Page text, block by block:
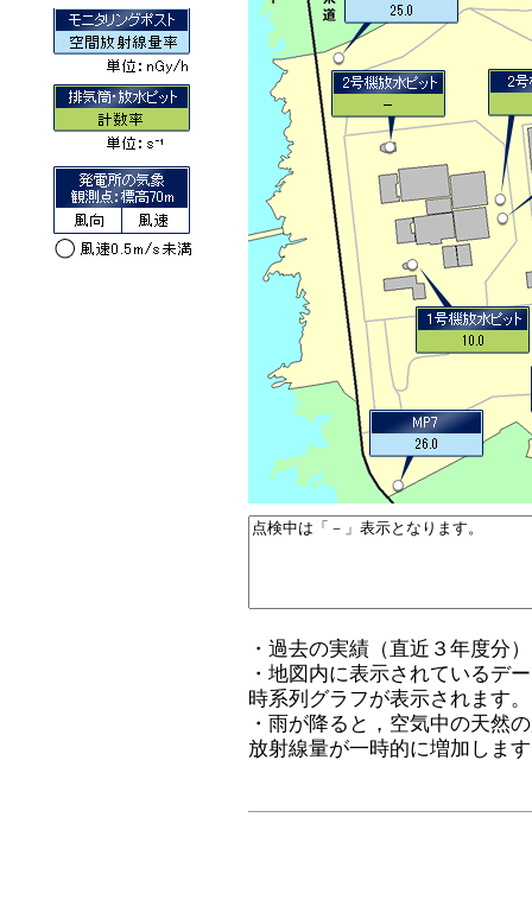
・過去の実績（直近３年度分
・地図内に表示されているデ
時系列グラフが表示されます。
・雨が降ると，空気中の天然
放射線量が一時的に増加しま